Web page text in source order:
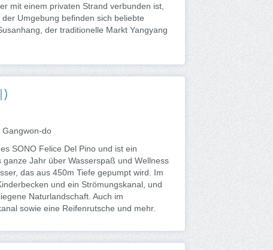
mit einem privaten Strand verbunden ist,
Umgebung befinden sich beliebte
der traditionelle Markt Yangyang
)
Gangwon-do
SONO Felice Del Pino und ist ein
Jahr über Wasserspaß und Wellness
das aus 450m Tiefe gepumpt wird. Im
und ein Strömungskanal, und
Naturlandschaft. Auch im
sowie eine Reifenrutsche und mehr.